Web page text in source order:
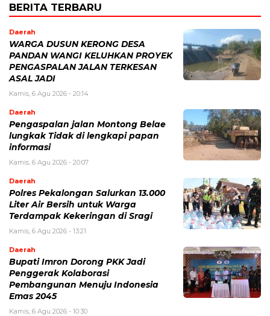
BERITA TERBARU
Daerah
WARGA DUSUN KERONG DESA
PANDAN WANGI KELUHKAN PROYEK
PENGASPALAN JALAN TERKESAN
ASAL JADI
Kamis, 6 Agu 2026 - 20:14
Daerah
Pengaspalan jalan Montong Belae
lungkak Tidak di lengkapi papan
informasi
Kamis, 6 Agu 2026 - 20:07
Daerah
Polres Pekalongan Salurkan 13.000
Liter Air Bersih untuk Warga
Terdampak Kekeringan di Sragi
Kamis, 6 Agu 2026 - 13:21
Daerah
Bupati Imron Dorong PKK Jadi
Penggerak Kolaborasi
Pembangunan Menuju Indonesia
Emas 2045
Kamis, 6 Agu 2026 - 10:30